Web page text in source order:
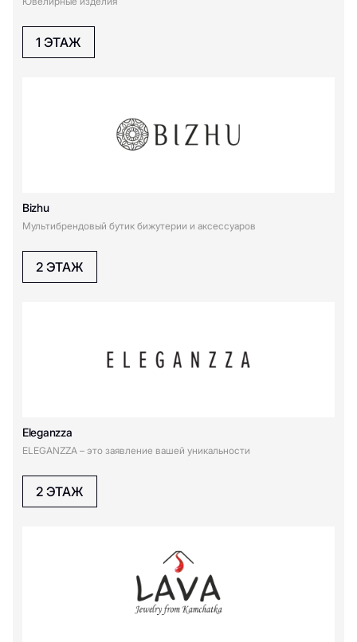
1 ЭТАЖ
Bizhu
Мультибрендовый бутик бижутерии и аксессуаров
2 ЭТАЖ
Eleganzza
ELEGANZZA – это заявление вашей уникальности
2 ЭТАЖ
В